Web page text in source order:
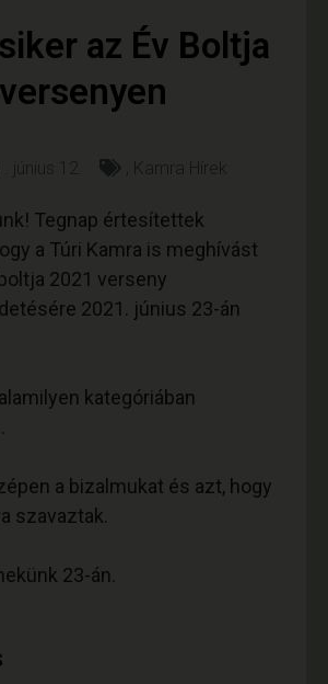
az Év Boltja
versenyen
június 12. , Kamra Hírek
Tegnap értesítettek
a Túri Kamra is meghívást
2021 verseny
2021. június 23-án
kategóriában
a bizalmukat és azt, hogy
szavaztak.
23-án.